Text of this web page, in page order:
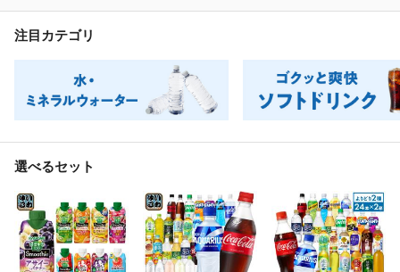
注目カテゴリ
選べるセット